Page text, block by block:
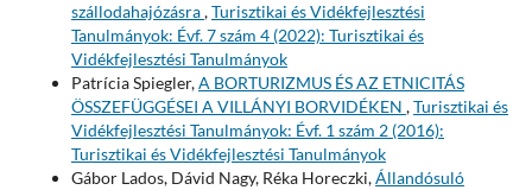
szállodahajózásra,Turisztikai és Vidékfejlesztési
Tanulmányok: Évf. 7 szám 4 (2022): Turisztikai és
Vidékfejlesztési Tanulmányok
Patrícia Spiegler,A BORTURIZMUS ÉS AZ ETNICITÁS
ÖSSZEFÜGGÉSEI A VILLÁNYI BORVIDÉKEN ,Turisztikai és
Vidékfejlesztési Tanulmányok: Évf. 1 szám 2 (2016):
Turisztikai és Vidékfejlesztési Tanulmányok
Gábor Lados, Dávid Nagy, Réka Horeczki,Állandósuló